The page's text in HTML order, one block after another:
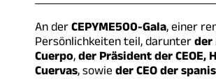
An derCEPYME500-Gala, einer
Persönlichkeiten teil, darunter
Cuerpo,der Präsident der
Cuervas, sowieder CEO der